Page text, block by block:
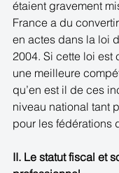
étaient gravement
France a du
en actes dans la loi
2004. Si cette loi est
une meilleure
qu’en est il de ces
niveau national tant
pour les fédérations
II. Le statut fiscal et